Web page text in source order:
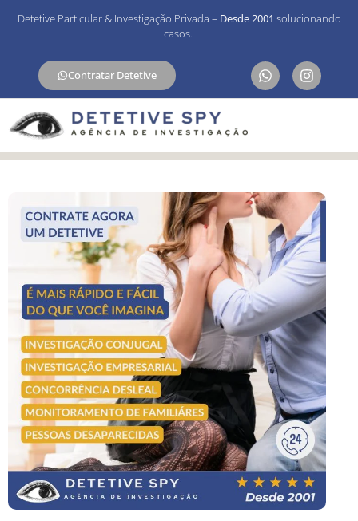
Detetive Particular & Investigação Privada – Desde 2001 solucionando
casos.
Contratar Detetive